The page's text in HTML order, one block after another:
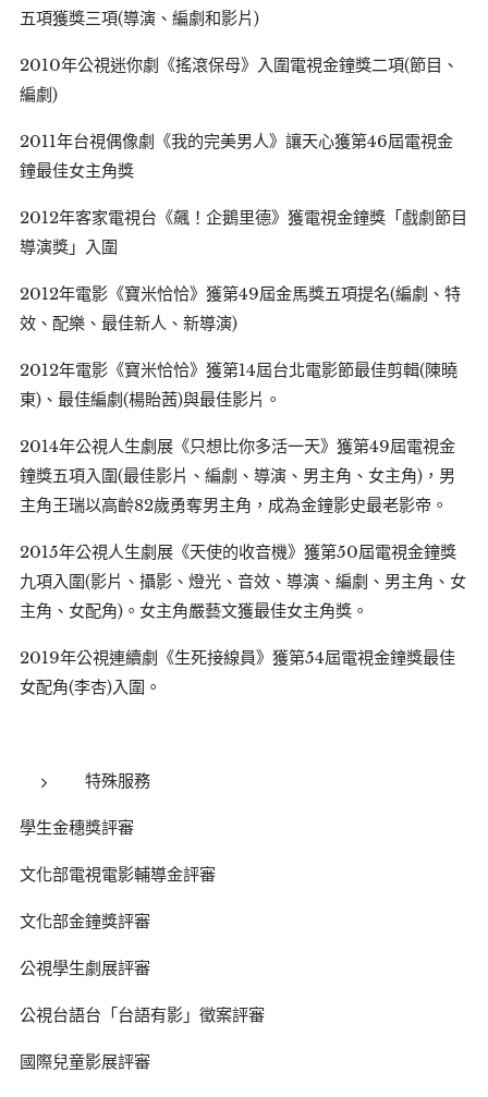
五項獲獎三項(導演、編劇和影片)
2010年公視迷你劇《搖滾保母》入圍電視金鐘獎二項(節目、
編劇)
2011年台視偶像劇《我的完美男人》讓天心獲第46屆電視金
鐘最佳女主角獎
2012年客家電視台《飆！企鵝里德》獲電視金鐘獎「戲劇節目
導演獎」入圍
2012年電影《寶米恰恰》獲第49屆金馬獎五項提名(編劇、特
效、配樂、最佳新人、新導演)
2012年電影《寶米恰恰》獲第14屆台北電影節最佳剪輯(陳曉
東)、最佳編劇(楊貽茜)與最佳影片。
2014年公視人生劇展《只想比你多活一天》獲第49屆電視金
鐘獎五項入圍(最佳影片、編劇、導演、男主角、女主角)，男
主角王瑞以高齡82歲勇奪男主角，成為金鐘影史最老影帝。
2015年公視人生劇展《天使的收音機》獲第50屆電視金鐘獎
九項入圍(影片、攝影、燈光、音效、導演、編劇、男主角、女
主角、女配角)。女主角嚴藝文獲最佳女主角獎。
2019年公視連續劇《生死接線員》獲第54屆電視金鐘獎最佳
女配角(李杏)入圍。
特殊服務
學生金穗獎評審
文化部電視電影輔導金評審
文化部金鐘獎評審
公視學生劇展評審
公視台語台「台語有影」徵案評審
國際兒童影展評審